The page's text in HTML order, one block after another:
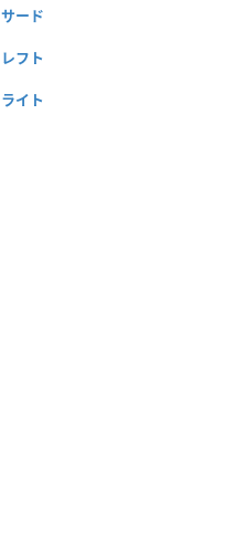
サード
レフト
ライト